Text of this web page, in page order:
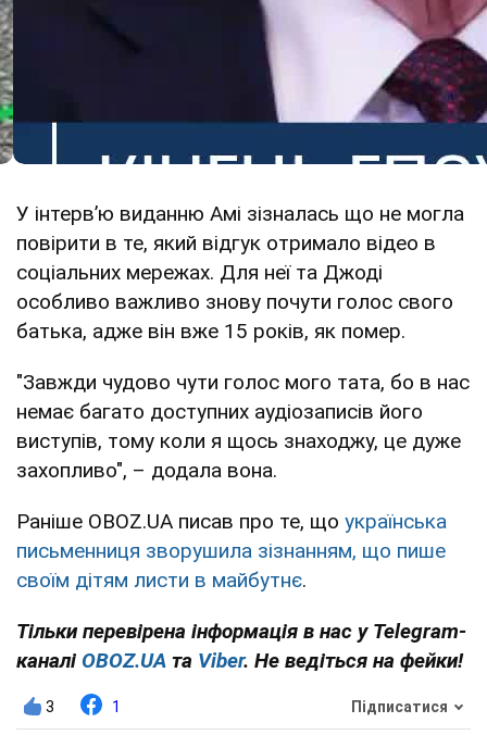
У інтерв’ю виданню Амі зізналась що не могла
повірити в те, який відгук отримало відео в
соціальних мережах. Для неї та Джоді
особливо важливо знову почути голос свого
батька, адже він вже 15 років, як помер.
"Завжди чудово чути голос мого тата, бо в нас
немає багато доступних аудіозаписів його
виступів, тому коли я щось знаходжу, це дуже
захопливо", – додала вона.
Раніше OBOZ.UA писав про те, що українська
письменниця зворушила зізнанням, що пише
своїм дітям листи в майбутнє.
Тільки перевірена інформація в нас у Telegram-
каналі OBOZ.UA та Viber. Не ведіться на фейки!
3 1 Підписатися